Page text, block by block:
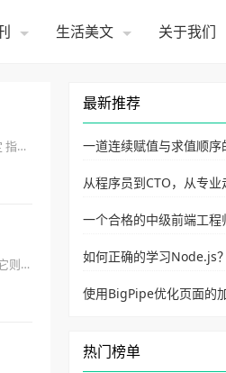
生活美文 关于我们
令
则更
最新推荐
一道连续赋值与求值顺序
从程序员到CTO，从专业
牛企业内部pdf与PPT的
一个合格的中级前端工程
28 个 JavaScript 技巧
如何正确的学习Node.js？
使用BigPipe优化页面的
热门榜单